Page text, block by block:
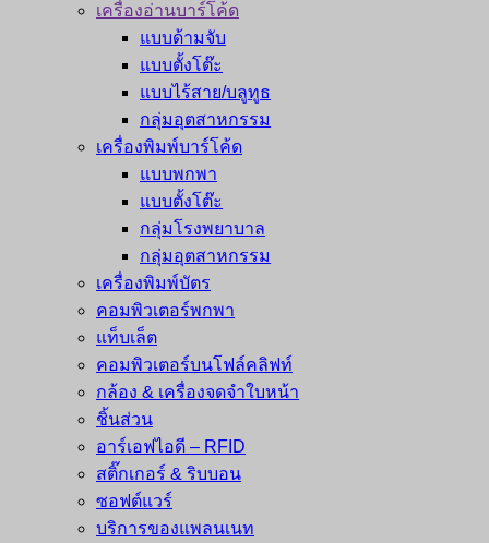
เครื่องอ่านบาร์โค้ด
แบบด้ามจับ
แบบตั้งโต๊ะ
แบบไร้สาย/บลูทูธ
กลุ่มอุตสาหกรรม
เครื่องพิมพ์บาร์โค้ด
แบบพกพา
แบบตั้งโต๊ะ
กลุ่มโรงพยาบาล
กลุ่มอุตสาหกรรม
เครื่องพิมพ์บัตร
คอมพิวเตอร์พกพา
แท็บเล็ต
คอมพิวเตอร์บนโฟล์คลิฟท์
กล้อง & เครื่องจดจำใบหน้า
ชิ้นส่วน
อาร์เอฟไอดี – RFID
สติ๊กเกอร์ & ริบบอน
ซอฟต์แวร์
บริการของแพลนเนท